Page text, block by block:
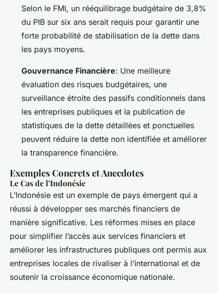
Selon le FMI, un rééquilibrage budgétaire de 3,8%
du PIB sur six ans serait requis pour garantir une
forte probabilité de stabilisation de la dette dans
les pays moyens.
Gouvernance Financière: Une meilleure
évaluation des risques budgétaires, une
surveillance étroite des passifs conditionnels dans
les entreprises publiques et la publication de
statistiques de la dette détaillées et ponctuelles
peuvent réduire la dette non identifiée et améliorer
la transparence financière.
Exemples Concrets et Anecdotes
Le Cas de l’Indonésie
L’Indonésie est un exemple de pays émergent qui a
réussi à développer ses marchés financiers de
manière significative. Les réformes mises en place
pour simplifier l’accès aux services financiers et
améliorer les infrastructures publiques ont permis aux
entreprises locales de rivaliser à l’international et de
soutenir la croissance économique nationale.